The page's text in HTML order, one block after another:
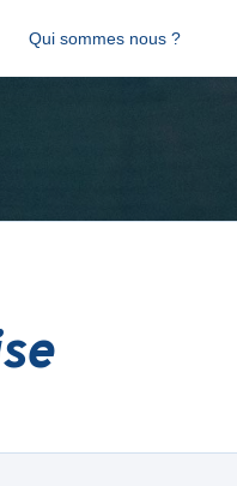
Qui sommes nous ?